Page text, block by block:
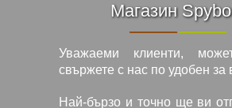
Магазин
Уважаеми клиенти,
свържете с нас по удобен за
Най-бързо и точно ще ви